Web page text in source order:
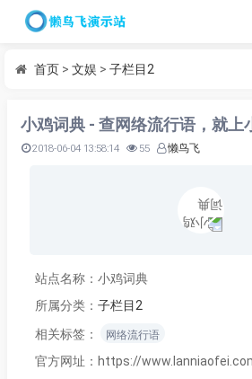
首页 > 文娱 > 子栏目2
小鸡词典 - 查网络流行语，就上
2018-06-04 13:58:14 55 懒鸟飞
站点名称：小鸡词典
所属分类： 子栏目2
相关标签：
网络流行语
官方网址：https://